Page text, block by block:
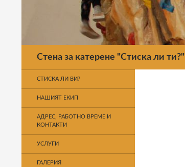
Стена за катерене "Стиска ли ти?"
СТИСКА ЛИ ВИ?
НАШИЯТ ЕКИП
АДРЕС, РАБОТНО ВРЕМЕ И
КОНТАКТИ
УСЛУГИ
ГАЛЕРИЯ